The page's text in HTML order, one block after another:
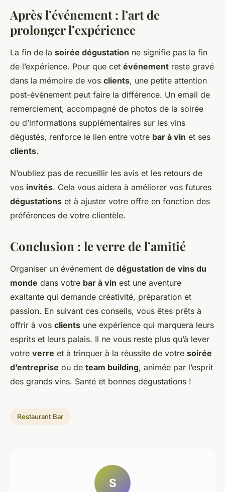
Après l’événement : l’art de
prolonger l’expérience
La fin de la soirée dégustation ne signifie pas la fin
de l’expérience. Pour que cet événement reste gravé
dans la mémoire de vos clients, une petite attention
post-événement peut faire la différence. Un email de
remerciement, accompagné de photos de la soirée
ou d’informations supplémentaires sur les vins
dégustés, renforce le lien entre votre bar à vin et ses
clients.
N’oubliez pas de recueillir les avis et les retours de
vos invités. Cela vous aidera à améliorer vos futures
dégustations et à ajuster votre offre en fonction des
préférences de votre clientèle.
Conclusion : le verre de l’amitié
Organiser un événement de dégustation de vins du
monde dans votre bar à vin est une aventure
exaltante qui demande créativité, préparation et
passion. En suivant ces conseils, vous êtes prêts à
offrir à vos clients une expérience qui marquera leurs
esprits et leurs palais. Il ne vous reste plus qu’à lever
votre verre et à trinquer à la réussite de votre soirée
d’entreprise ou de team building, animée par l’esprit
des grands vins. Santé et bonnes dégustations !
Restaurant Bar
S